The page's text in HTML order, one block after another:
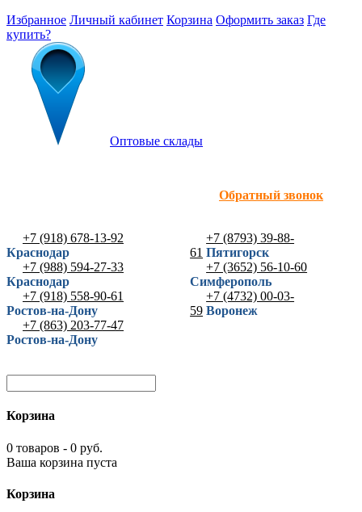
Избранное Личный кабинет Корзина Оформить заказ Где
купить?
Оптовые склады
Обратный звонок
+7 (918) 678-13-92
Краснодар
+7 (988) 594-27-33
Краснодар
+7 (918) 558-90-61
Ростов-на-Дону
+7 (863) 203-77-47
Ростов-на-Дону
+7 (8793) 39-88-
61 Пятигорск
+7 (3652) 56-10-60
Симферополь
+7 (4732) 00-03-
59 Воронеж
Корзина
0 товаров - 0 руб.
Ваша корзина пуста
Корзина